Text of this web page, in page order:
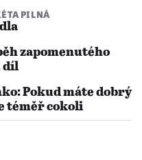
PILNÁ
zapomenutého
díl
Pokud máte dobrý
téměř cokoli